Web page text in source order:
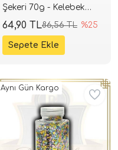
Şekeri 70g - Kelebek
Mix (Koyu Ton)
86,56 TL %25
64,90 TL
Aynı Gün Kargo